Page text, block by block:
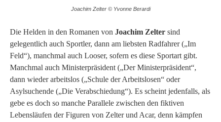
Joachim Zelter © Yvonne Berardi
Die Helden in den Romanen von Joachim Zelter sind
gelegentlich auch Sportler, dann am liebsten Radfahrer („Im
Feld“), manchmal auch Looser, sofern es diese Sportart gibt.
Manchmal auch Ministerpräsident („Der Ministerpräsident“,
dann wieder arbeitslos („Schule der Arbeitslosen“ oder
Asylsuchende („Die Verabschiedung“). Es scheint jedenfalls, als
gebe es doch so manche Parallele zwischen den fiktiven
Lebensläufen der Figuren von Zelter und Acar, denn kämpfen